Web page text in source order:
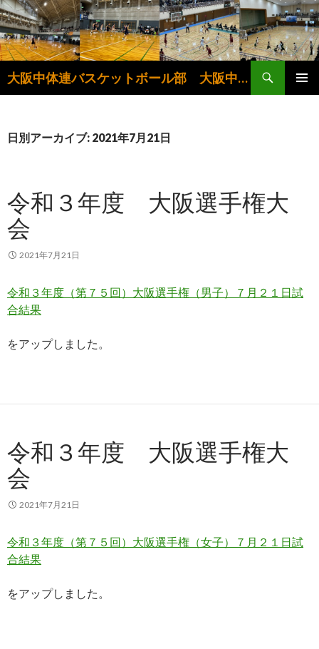
大阪中体連バスケットボール部 大阪中学生バスケットボール連盟
検
索
ン
キ
ッ
プ
日別アーカイブ: 2021年7月21日
令和３年度 大阪選手権大
会
2021年7月21日
令和３年度（第７５回）大阪選手権（男子）７月２１日試
合結果
をアップしました。
令和３年度 大阪選手権大
会
2021年7月21日
令和３年度（第７５回）大阪選手権（女子）７月２１日試
合結果
をアップしました。